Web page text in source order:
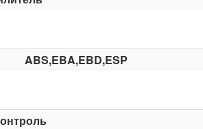
ABS,EBA,EBD,ESP